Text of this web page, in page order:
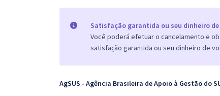
Satisfação garantida ou seu dinheiro
Você poderá efetuar o cancelamento e
satisfação garantida ou seu dinheiro de
AgSUS - Agência Brasileira de Apoio à Gestão do